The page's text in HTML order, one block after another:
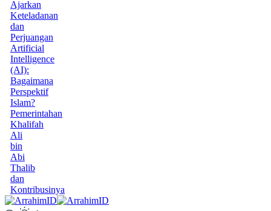
Ajarkan
Keteladanan
dan
Perjuangan
Artificial
Intelligence
(AI):
Bagaimana
Perspektif
Islam?
Pemerintahan
Khalifah
Ali
bin
Abi
Thalib
dan
Kontribusinya